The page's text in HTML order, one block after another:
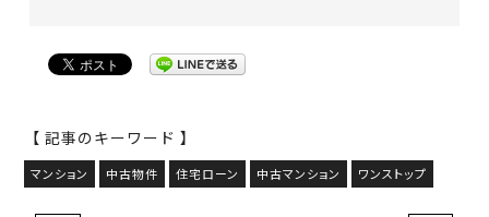
【 記事のキーワード 】
マンション 中古物件 住宅ローン 中古マンション ワンストップ